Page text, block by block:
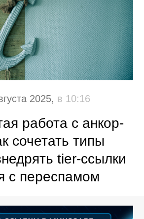
2025, в 10:16
работа с анкор-
сочетать типы
tier-ссылки
с переспамом